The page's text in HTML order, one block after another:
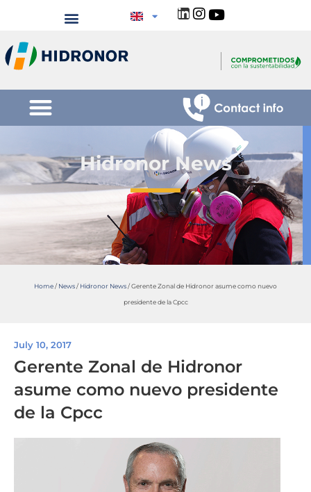
Hidronor News
Home/ News/ Hidronor News/Gerente Zonal de Hidronor asume como nuevo
presidente de la Cpcc
July 10, 2017
Gerente Zonal de Hidronor
asume como nuevo presidente
de la Cpcc